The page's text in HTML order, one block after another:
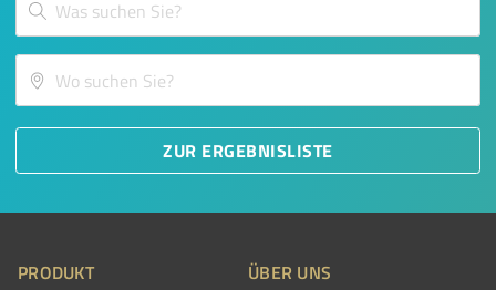
ZUR ERGEBNISLISTE
PRODUKT ÜBER UNS